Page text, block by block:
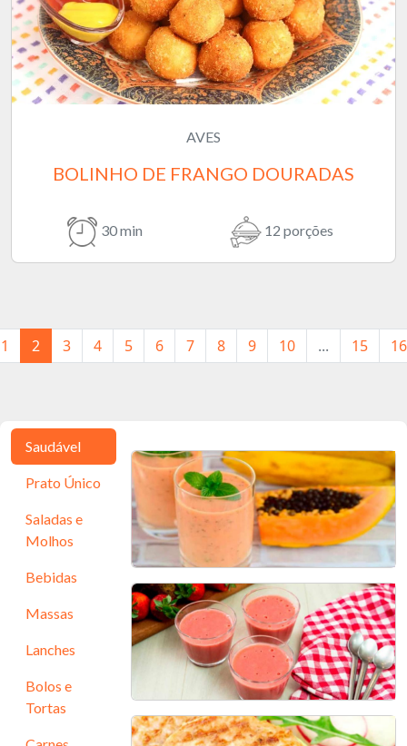
AVES
BOLINHO DE FRANGO DOURADAS
30 min 12 porções
1 2 3 4 5 6 7 8 9 10 ... 15 16
Saudável
Prato Único
Saladas e
Molhos
Bebidas
Massas
Lanches
Bolos e
Tortas
Smoothie Caroteno
10 min - 2 porções
Danoninho de Morango Fit